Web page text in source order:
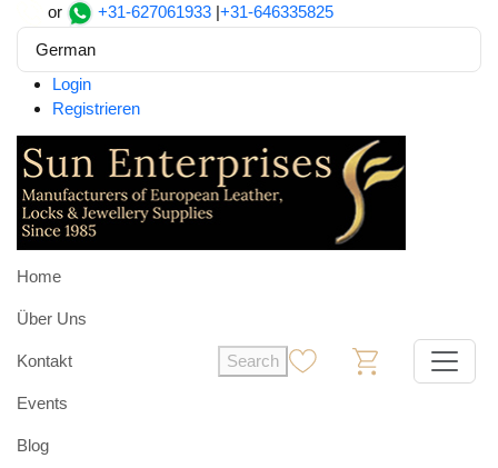
or +31-627061933 |+31-646335825
German
Login
Registrieren
Home
Über Uns
Kontakt
Events
Blog
Search